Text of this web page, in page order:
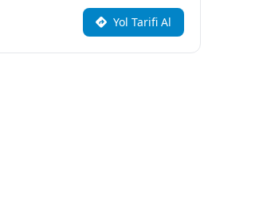
Yol Tarifi Al